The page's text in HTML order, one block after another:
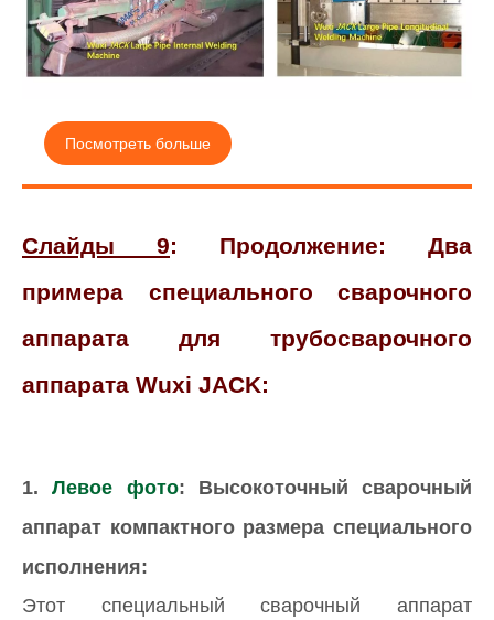
Посмотреть больше
Слайды 9: Продолжение: Два
примера специального сварочного
аппарата для трубосварочного
аппарата Wuxi JACK:
1.Левое фото: Высокоточный сварочный
аппарат компактного размера специального
исполнения:
Этот специальный сварочный аппарат